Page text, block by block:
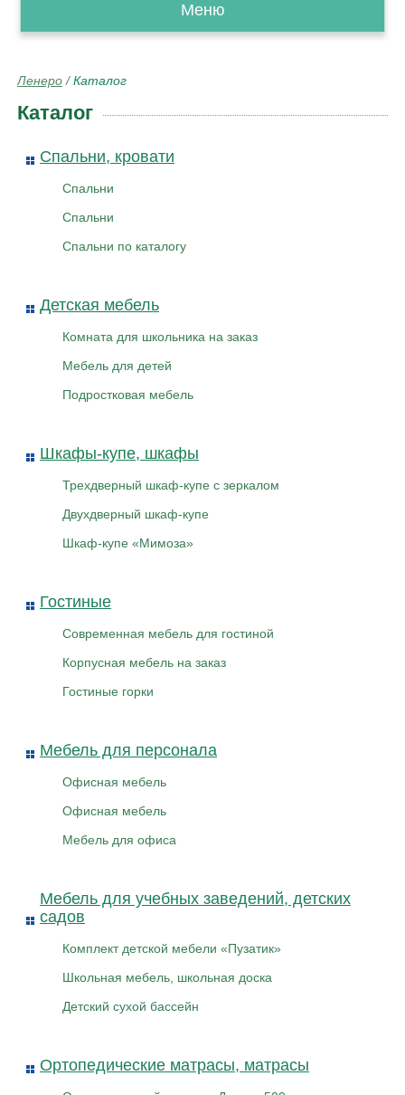
Меню
Ленеро /Каталог
Каталог
Спальни, кровати
Спальни
Спальни
Спальни по каталогу
Детская мебель
Комната для школьника на заказ
Мебель для детей
Подростковая мебель
Шкафы-купе, шкафы
Трехдверный шкаф-купе с зеркалом
Двухдверный шкаф-купе
Шкаф-купе «Мимоза»
Гостиные
Современная мебель для гостиной
Корпусная мебель на заказ
Гостиные горки
Мебель для персонала
Офисная мебель
Офисная мебель
Мебель для офиса
Мебель для учебных заведений, детских
садов
Комплект детской мебели «Пузатик»
Школьная мебель, школьная доска
Детский сухой бассейн
Ортопедические матрасы, матрасы